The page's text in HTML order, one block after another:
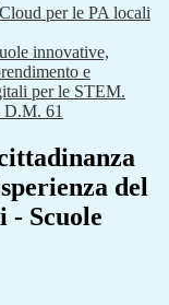
per le PA locali
innovative,
e
per le STEM.
D.M. 61
del
- Scuole